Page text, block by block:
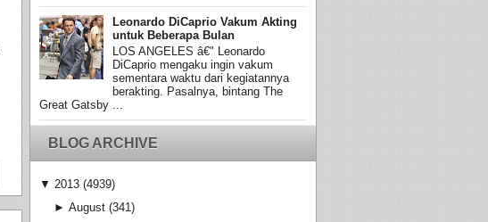
Leonardo DiCaprio Vakum Akting
untuk Beberapa Bulan
LOS ANGELES â€" Leonardo
DiCaprio mengaku ingin vakum
sementara waktu dari kegiatannya
berakting. Pasalnya, bintang The
Great Gatsby ...
BLOG ARCHIVE
▼ 2013 (4939)
► August (341)